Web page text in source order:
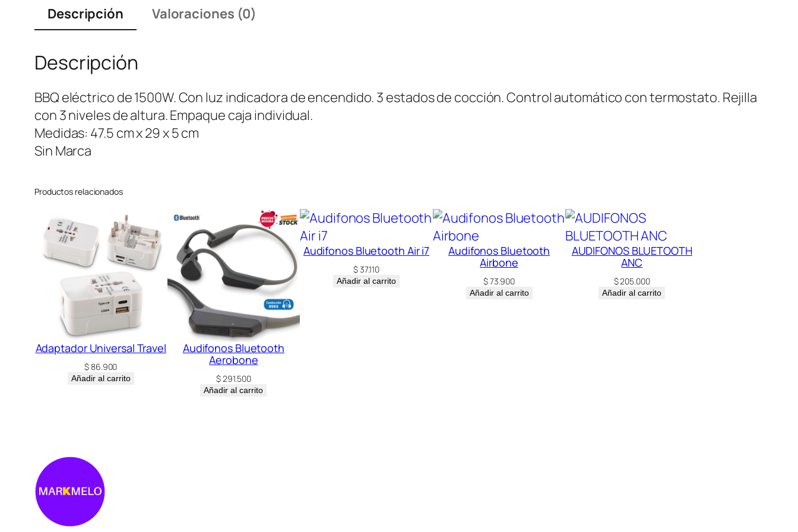
t
Descripción Valoraciones (0)
Descripción
BBQ eléctrico de 1500W. Con luz indicadora de encendido. 3 estados de cocción. Control automático con termostato. Rejilla
con 3 niveles de altura. Empaque caja individual.
Medidas: 47.5 cm x 29 x 5 cm
Sin Marca
Productos relacionados
Adaptador Universal Travel
$86.900
Añadir al carrito
Audifonos Bluetooth
Aerobone
$291.500
Añadir al carrito
Audifonos Bluetooth Air i7
$37.110
Añadir al carrito
Audifonos Bluetooth
Airbone
$73.900
Añadir al carrito
AUDIFONOS BLUETOOTH
ANC
$205.000
Añadir al carrito